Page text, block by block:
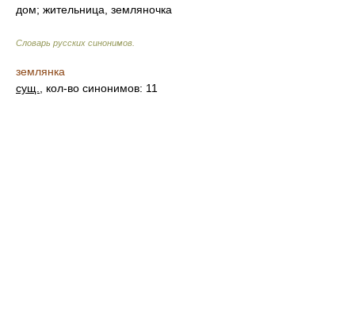
дом; жительница, земляночка
Словарь русских синонимов
землянка
сущ.
, кол-во синонимов: 11